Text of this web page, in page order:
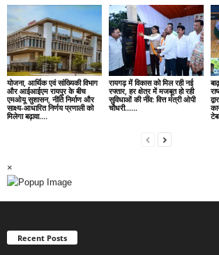
योजना, आर्थिक एवं सांख्यिकी विभाग
और आईआईएम रायपुर के बीच
एमओयू सुशासन, नीति निर्माण और
साक्ष्य-आधारित निर्णय प्रणाली को
मिलेगा बढ़ावा….
रायगढ़ में विकास को मिल रही नई
रफ्तार, हर क्षेत्र में मजबूत हो रही
सुविधाओं की नींव: वित्त मंत्री ओपी
चौधरी……
×
Recent Posts